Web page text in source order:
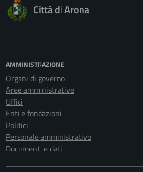
Città di Arona
AMMINISTRAZIONE
Organi di governo
Aree amministrative
Uffici
Enti e fondazioni
Politici
Personale amministrativo
Documenti e dati